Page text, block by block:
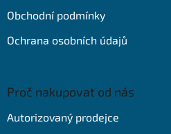
Obchodní podmínky
Ochrana osobních údajů
Proč nakupovat od nás
Autorizovaný prodejce